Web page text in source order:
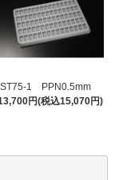
ST75-1 PPN0.5mm
円(税込15,070円)